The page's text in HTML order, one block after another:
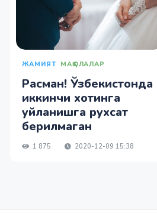
ЖАМИЯТ МАҚОЛАЛАР
Расман! Ўзбекистонда
иккинчи хотинга
уйланишга рухсат
берилмаган
1 875 2020-12-09 15:38